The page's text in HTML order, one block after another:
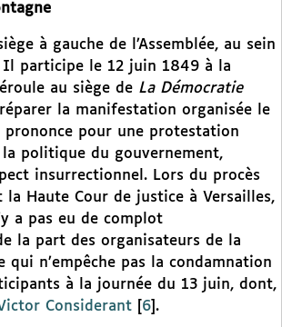
à gauche de l’Assemblée, au sein
Il participe le 12 juin 1849 à la
au siège de La Démocratie
la manifestation organisée le
prononce pour une protestation
politique du gouvernement,
insurrectionnel. Lors du procès
Haute Cour de justice à Versailles,
a pas eu de complot
la part des organisateurs de la
qui n’empêche pas la condamnation
à la journée du 13 juin, dont,
Considerant 6 .